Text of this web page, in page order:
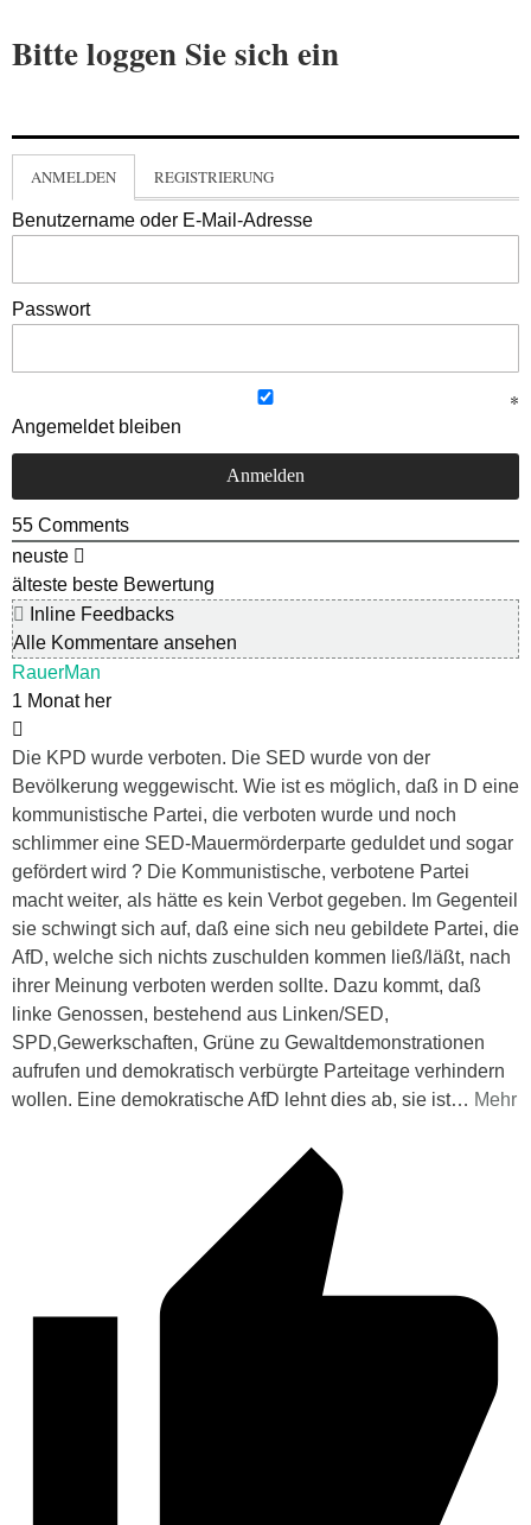
Bitte loggen Sie sich ein
ANMELDEN REGISTRIERUNG
Benutzername oder E-Mail-Adresse
Passwort
Angemeldet bleiben
55 Comments
neuste
älteste beste Bewertung
Inline Feedbacks
Alle Kommentare ansehen
RauerMan
1 Monat her
Die KPD wurde verboten. Die SED wurde von der
Bevölkerung weggewischt. Wie ist es möglich, daß in D eine
kommunistische Partei, die verboten wurde und noch
schlimmer eine SED-Mauermörderparte geduldet und sogar
gefördert wird ? Die Kommunistische, verbotene Partei
macht weiter, als hätte es kein Verbot gegeben. Im Gegenteil
sie schwingt sich auf, daß eine sich neu gebildete Partei, die
AfD, welche sich nichts zuschulden kommen ließ/läßt, nach
ihrer Meinung verboten werden sollte. Dazu kommt, daß
linke Genossen, bestehend aus Linken/SED,
SPD,Gewerkschaften, Grüne zu Gewaltdemonstrationen
aufrufen und demokratisch verbürgte Parteitage verhindern
wollen. Eine demokratische AfD lehnt dies ab, sie ist… Mehr